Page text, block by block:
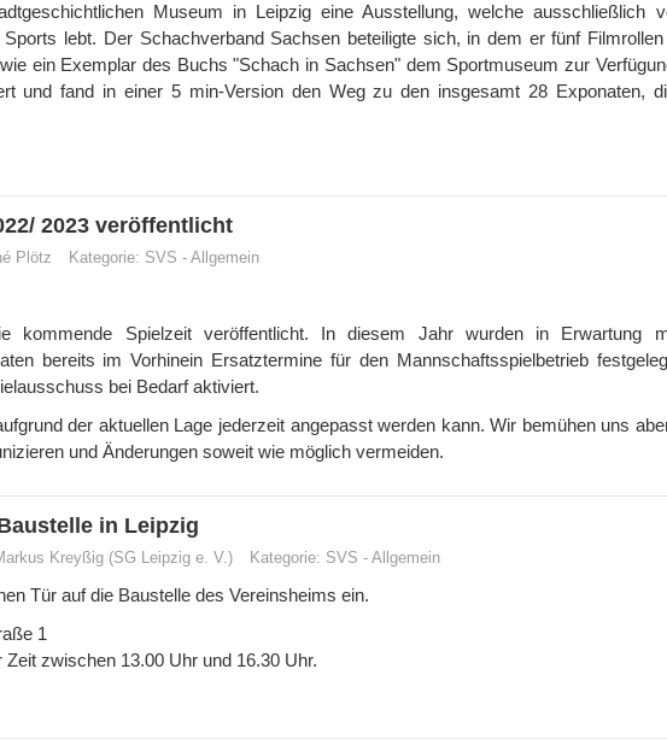
Museum in Leipzig eine Ausstellung, welche ausschließlich
lebt. Der Schachverband Sachsen beteiligte sich, in dem er fünf
ein Exemplar des Buchs "Schach in Sachsen" dem Sportmuseum zur
und fand in einer 5 min-Version den Weg zu den insgesamt 28 Exponaten,
2023 veröffentlicht
Plötz Kategorie: SVS - Allgemein
kommende Spielzeit veröffentlicht. In diesem Jahr wurden in Erwartung
bereits im Vorhinein Ersatztermine für den Mannschaftsspielbetrieb
bei Bedarf aktiviert.
der aktuellen Lage jederzeit angepasst werden kann. Wir bemühen uns
und Änderungen soweit wie möglich vermeiden.
in Leipzig
Kreyßig (SG Leipzig e. V.) Kategorie: SVS - Allgemein
Tür auf die Baustelle des Vereinsheims ein.
1
zwischen 13.00 Uhr und 16.30 Uhr.